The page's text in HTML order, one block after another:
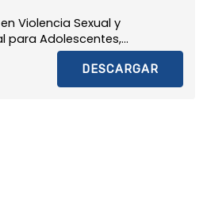
Violencia Sexual y
para Adolescentes,...
DESCARGAR